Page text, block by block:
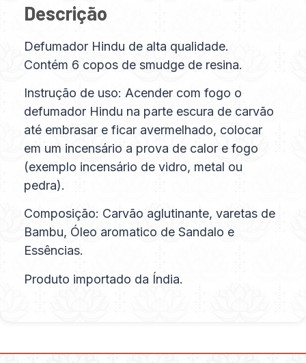
Descrição
Defumador Hindu de alta qualidade.
Contém 6 copos de smudge de resina.
Instrução de uso: Acender com fogo o
defumador Hindu na parte escura de carvão
até embrasar e ficar avermelhado, colocar
em um incensário a prova de calor e fogo
(exemplo incensário de vidro, metal ou
pedra).
Composição: Carvão aglutinante, varetas de
Bambu, Óleo aromatico de Sandalo e
Essências.
Produto importado da Índia.